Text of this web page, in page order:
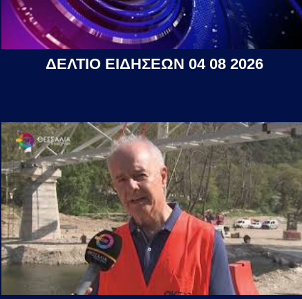
ΔΕΛΤΙΟ ΕΙΔΗΣΕΩΝ 04 08 2026